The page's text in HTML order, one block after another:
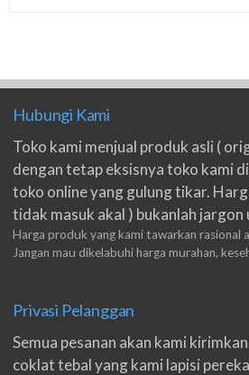
Hubungi Kami
Toko kami menjual produk asli (
dengan tetap eksisnya toko kami
toko online yang gulung tikar.
tidak masuk akal ) bukanlah jargon
Harga produk yang kami tawarkan rasional
Jangan mau dikelabuhi harga murahan,
Privasi Pelanggan
Semua pesanan akan kami
coklat tebal yang kami lapisi